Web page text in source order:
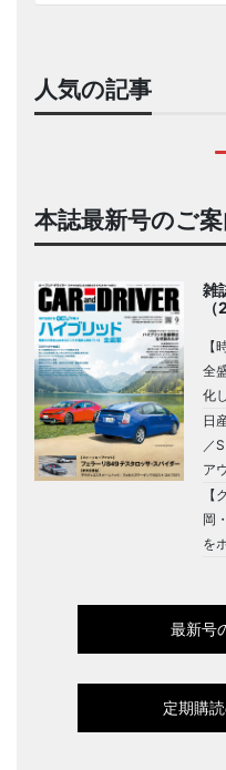
人気の記事
本誌最新号のご
雑
【
全
化
日
／
ア
【
岡
を
最新号
定期購